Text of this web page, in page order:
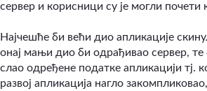
сервер и корисници су је могли почети
Најчешће би већи дио апликације
онај мањи дио би одрађивао сервер,
слао одређене податке апликацији тј.
развој апликација нагло